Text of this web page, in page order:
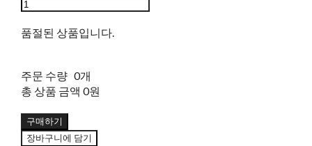
품절된 상품입니다.
주문 수량 0개
총 상품 금액 0원
구매하기
장바구니에 담기